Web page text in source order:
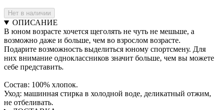
Нет в наличии
ОПИСАНИЕ
В юном возрасте хочется щеголять не чуть не мешьше, а
возможно даже и больше, чем во взрослом возрасте.
Подарите возможность выделиться юному спортсмену. Для
них внимание одноклассников значит больше, чем вы можете
себе представить.
Состав: 100% хлопок.
Уход: машинная стирка в холодной воде, деликатный отжим,
не отбеливать.